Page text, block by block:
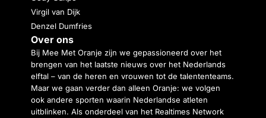
Virgil van Dijk
Denzel Dumfries
Over ons
Bij Mee Met Oranje zijn we gepassioneerd over het
brengen van het laatste nieuws over het Nederlands
elftal – van de heren en vrouwen tot de talententeams.
Maar we gaan verder dan alleen Oranje: we volgen
ook andere sporten waarin Nederlandse atleten
uitblinken. Als onderdeel van het Realtimes Network